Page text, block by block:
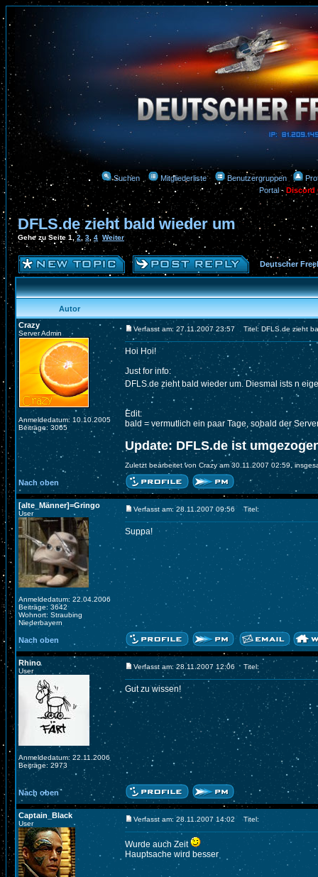
Suchen Mitgliederliste Benutzergruppen
Portal-Discord
DFLS.de zieht bald wieder um
Gehe zu Seite 1 ,2 3 4 Weiter
Deutscher
Autor
Crazy
Server Admin
Anmeldedatum: 10.10.2005
Beiträge: 3065
Verfasst am: 27.11.2007 23:57 Titel: DFLS.de zieht
Hoi Hoi!
Just for info:
DFLS.de zieht bald wieder um. Diesmal ists n
Edit:
bald = vermutlich ein paar Tage, sobald der
Update: DFLS.de ist
Zuletzt bearbeitet von Crazy am 30.11.2007 02:59,
Nach oben
[alte_Männer]=Gringo
User
Anmeldedatum: 22.04.2006
Beiträge: 3642
Wohnort: Straubing
Niederbayern
Verfasst am: 28.11.2007 09:56 Titel:
Suppa!
Nach oben
Rhino
User
Anmeldedatum: 22.11.2006
Beiträge: 2973
Verfasst am: 28.11.2007 12:06 Titel:
Gut zu wissen!
Nach oben
Captain_Black
User
Verfasst am: 28.11.2007 14:02 Titel:
Wurde auch Zeit
Hauptsache wird besser